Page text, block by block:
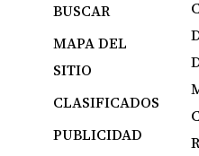
BUSCAR
MAPA DEL
SITIO
CLASIFICADOS
PUBLICIDAD